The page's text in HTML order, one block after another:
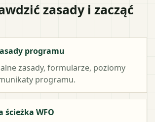
zasady i zacząć
programu
zasady, formularze, poziomy
programu.
ścieżka WFO